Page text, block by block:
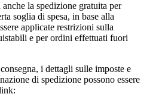
anche la spedizione gratuita per
soglia di spesa, in base alla
applicate restrizioni sulla
e per ordini effettuati fuori
i dettagli sulle imposte e
di spedizione possono essere